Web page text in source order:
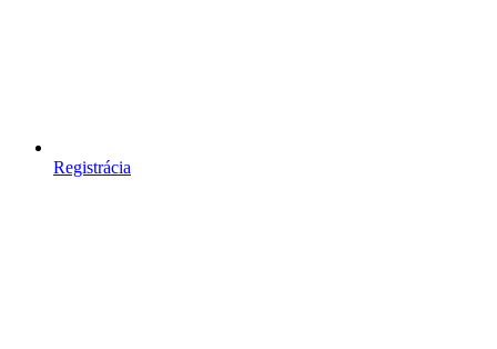
Registrácia